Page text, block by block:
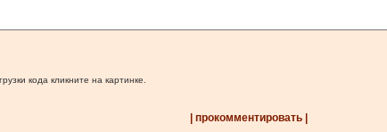
кода кликните на картинке.
| прокомментировать |